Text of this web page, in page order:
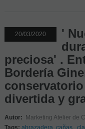
20/03/2020
'
preciosa' .
Bordería
divertida y
Autor: Marketing Atelier de
Tags: abrazadera cañas